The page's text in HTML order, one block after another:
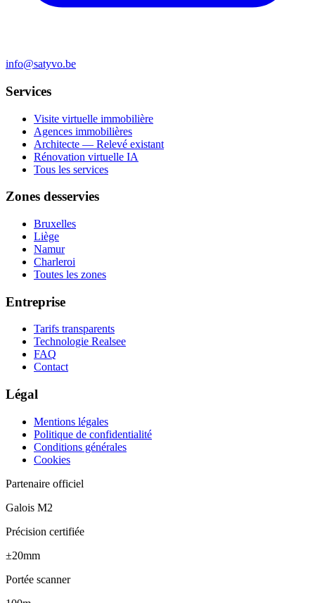
info@satyvo.be
Services
Visite virtuelle immobilière
Agences immobilières
Architecte — Relevé existant
Rénovation virtuelle IA
Tous les services
Zones desservies
Bruxelles
Liège
Namur
Charleroi
Toutes les zones
Entreprise
Tarifs transparents
Technologie Realsee
FAQ
Contact
Légal
Mentions légales
Politique de confidentialité
Conditions générales
Cookies
Partenaire officiel
Galois M2
Précision certifiée
±20mm
Portée scanner